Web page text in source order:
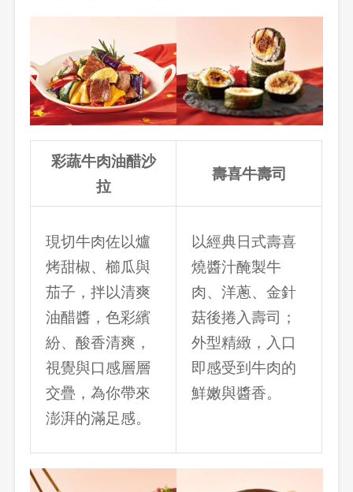
彩蔬牛肉油醋沙
拉
壽喜牛壽司
現切牛肉佐以爐
烤甜椒、櫛瓜與
茄子，拌以清爽
油醋醬，色彩繽
紛、酸香清爽，
視覺與口感層層
交疊，為你帶來
澎湃的滿足感。
以經典日式壽喜
燒醬汁醃製牛
肉、洋蔥、金針
菇後捲入壽司；
外型精緻，入口
即感受到牛肉的
鮮嫩與醬香。